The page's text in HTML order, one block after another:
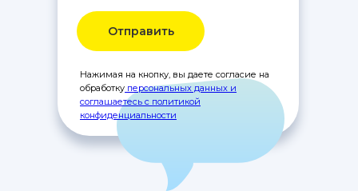
Отправить
Нажимая на кнопку, вы даете согласие на
обработку персональных данных и
соглашаетесь c политикой
конфиденциальности